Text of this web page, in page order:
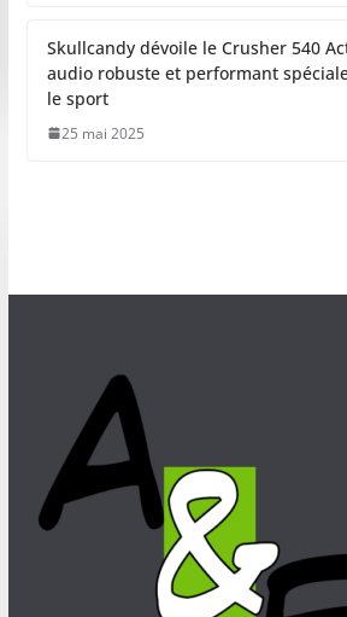
Skullcandy dévoile le Crusher 540
audio robuste et performant
le sport
25 mai 2025